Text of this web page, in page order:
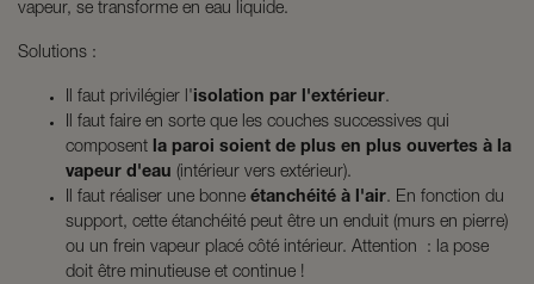
vapeur, se transforme en eau liquide.
Solutions :
Il faut privilégier l'isolation par l'extérieur.
Il faut faire en sorte que les couches successives qui
composent la paroi soient de plus en plus ouvertes à la
vapeur d'eau (intérieur vers extérieur).
Il faut réaliser une bonne étanchéité à l'air. En fonction du
support, cette étanchéité peut être un enduit (murs en pierre)
ou un frein vapeur placé côté intérieur. Attention : la pose
doit être minutieuse et continue !